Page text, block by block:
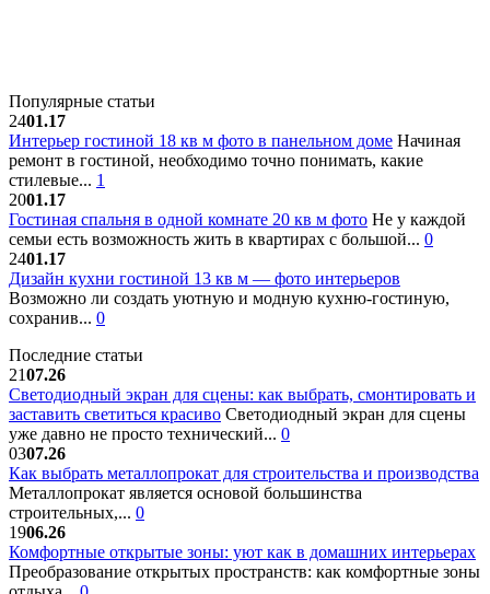
Популярные статьи
2401.17
Интерьер гостиной 18 кв м фото в панельном доме Начиная
ремонт в гостиной, необходимо точно понимать, какие
стилевые... 1
2001.17
Гостиная спальня в одной комнате 20 кв м фото Не у каждой
семьи есть возможность жить в квартирах с большой... 0
2401.17
Дизайн кухни гостиной 13 кв м — фото интерьеров
Возможно ли создать уютную и модную кухню-гостиную,
сохранив... 0
Последние статьи
2107.26
Светодиодный экран для сцены: как выбрать, смонтировать и
заставить светиться красиво Светодиодный экран для сцены
уже давно не просто технический... 0
0307.26
Как выбрать металлопрокат для строительства и производства
Металлопрокат является основой большинства
строительных,... 0
1906.26
Комфортные открытые зоны: уют как в домашних интерьерах
Преобразование открытых пространств: как комфортные зоны